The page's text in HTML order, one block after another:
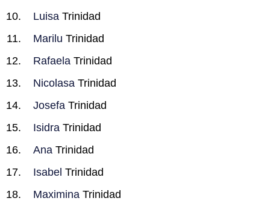
Luisa Trinidad
Marilu Trinidad
Rafaela Trinidad
Nicolasa Trinidad
Josefa Trinidad
Isidra Trinidad
Ana Trinidad
Isabel Trinidad
Maximina Trinidad